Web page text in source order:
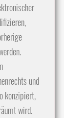
und
konzipiert,
wird.